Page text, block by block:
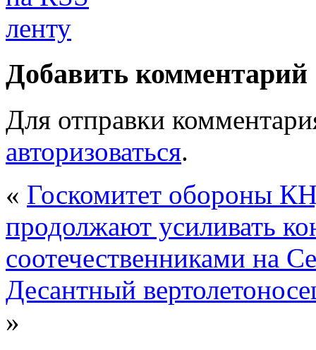
Добавить комментарий
Для отправки
авторизоваться.
« Госкомитет обороны
продолжают усиливать
соотечественниками на
Десантный
»